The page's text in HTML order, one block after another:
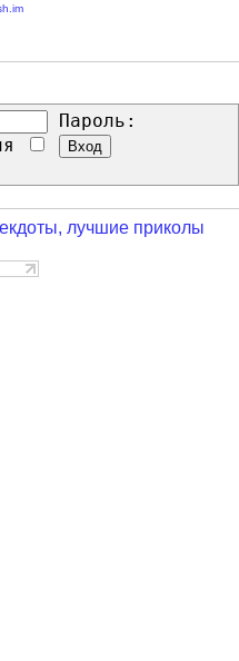
Пароль:
лучшие приколы